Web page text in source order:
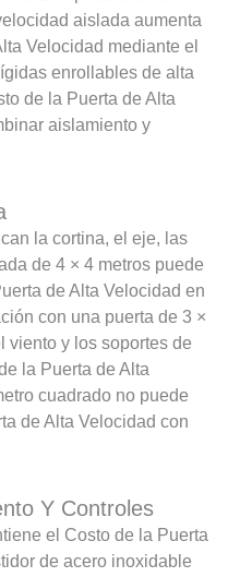
aislada aumenta
Velocidad mediante el
enrollables de alta
de la Puerta de Alta
aislamiento y
la cortina, el eje, las
de 4 × 4 metros puede
de Alta Velocidad en
con una puerta de 3 ×
viento y los soportes de
la Puerta de Alta
cuadrado no puede
de Alta Velocidad con
Y Controles
el Costo de la Puerta
de acero inoxidable